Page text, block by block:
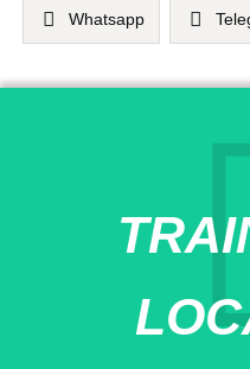
Whatsapp